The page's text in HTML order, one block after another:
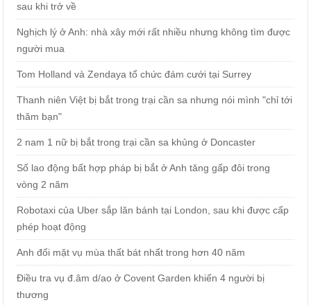
sau khi trở về
Nghịch lý ở Anh: nhà xây mới rất nhiều nhưng không tìm được
người mua
Tom Holland và Zendaya tổ chức đám cưới tại Surrey
Thanh niên Việt bị bắt trong trại cần sa nhưng nói mình "chỉ tới
thăm bạn"
2 nam 1 nữ bị bắt trong trại cần sa khủng ở Doncaster
Số lao động bất hợp pháp bị bắt ở Anh tăng gấp đôi trong
vòng 2 năm
Robotaxi của Uber sắp lăn bánh tại London, sau khi được cấp
phép hoạt động
Anh đối mặt vụ mùa thất bát nhất trong hơn 40 năm
Điều tra vụ đ.âm d/ao ở Covent Garden khiến 4 người bị
thương